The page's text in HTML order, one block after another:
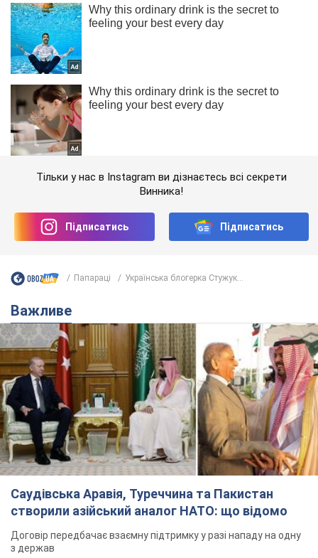
Тільки у нас в Instagram ви дізнаєтесь всі секрети
Винника!
Підписатись Підписатись
Папараці Українська блогерка Стужук...
Важливе
Саудівська Аравія, Туреччина та Пакистан
створили азійський аналог НАТО: що відомо
Договір передбачає взаємну підтримку у разі нападу на одну
з держав